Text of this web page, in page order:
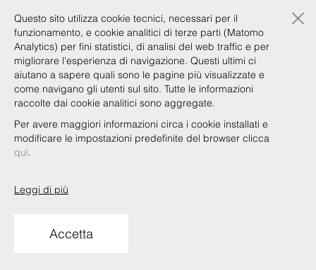
Questo sito utilizza cookie tecnici, necessari per il
funzionamento, e cookie analitici di terze parti (Matomo
Analytics) per fini statistici, di analisi del web traffic e per
migliorare l’esperienza di navigazione. Questi ultimi ci
aiutano a sapere quali sono le pagine più visualizzate e
come navigano gli utenti sul sito. Tutte le informazioni
raccolte dai cookie analitici sono aggregate.
Per avere maggiori informazioni circa i cookie installati e
modificare le impostazioni predefinite del browser clicca
qui.
Leggi di più
Accetta
×